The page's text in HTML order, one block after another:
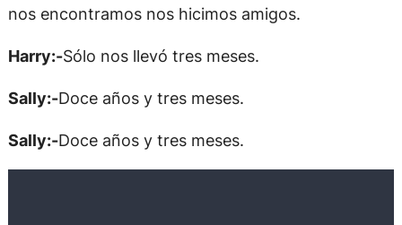
nos encontramos nos hicimos amigos.
Harry:-Sólo nos llevó tres meses.
Sally:-Doce años y tres meses.
Sally:-Doce años y tres meses.